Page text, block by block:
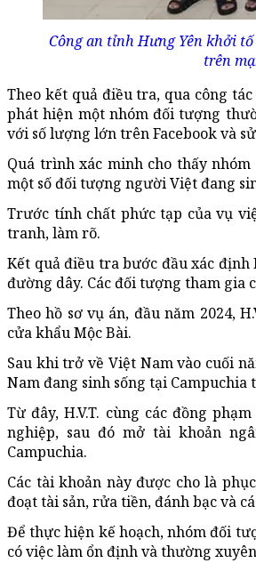
Công an tỉnh Hưng Yên khởi
trên
Theo kết quả điều tra, qua công
phát hiện một nhóm đối tượng
với số lượng lớn trên Facebook và
Quá trình xác minh cho thấy
một số đối tượng người Việt đang
Trước tính chất phức tạp của vụ
tranh, làm rõ.
Kết quả điều tra bước đầu xác
đường dây. Các đối tượng tham gia
Theo hồ sơ vụ án, đầu năm 2024,
cửa khẩu Mộc Bài.
Sau khi trở về Việt Nam vào cuối
Nam đang sinh sống tại
Từ đây, H.V.T. cùng các đồng
nghiệp, sau đó mở tài khoản
Campuchia.
Các tài khoản này được cho là
đoạt tài sản, rửa tiền, đánh bạc và
Để thực hiện kế hoạch, nhóm đối
có việc làm ổn định và thường